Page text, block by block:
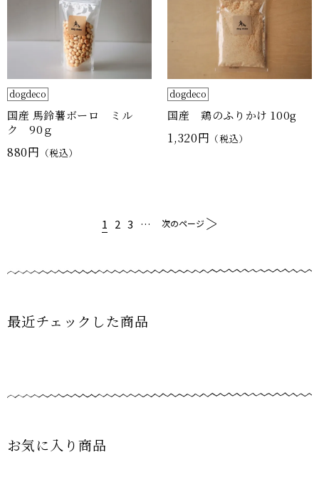
dogdeco
国産 馬鈴薯ボーロ ミル
ク 90ｇ
880円 （税込）
dogdeco
国産 鶏のふりかけ 100g
1,320円 （税込）
1 2 3 … 次のページ
最近チェックした商品
お気に入り商品